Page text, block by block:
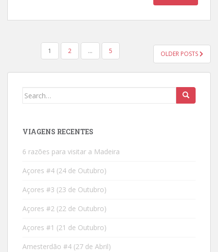
PAGINATION
1 2 … 5 OLDER POSTS
Search
VIAGENS RECENTES
6 razões para visitar a Madeira
Açores #4 (24 de Outubro)
Açores #3 (23 de Outubro)
Açores #2 (22 de Outubro)
Açores #1 (21 de Outubro)
Amesterdão #4 (27 de Abril)